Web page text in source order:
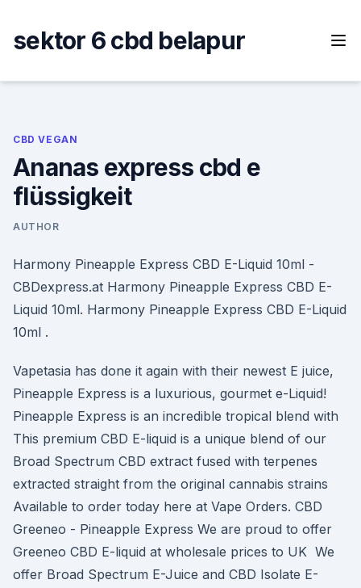
content
sektor 6 cbd belapur
CBD VEGAN
Ananas express cbd e
flüssigkeit
AUTHOR
Harmony Pineapple Express CBD E-Liquid 10ml -
CBDexpress.at Harmony Pineapple Express CBD E-
Liquid 10ml. Harmony Pineapple Express CBD E-Liquid
10ml .
Vapetasia has done it again with their newest E juice,
Pineapple Express is a luxurious, gourmet e-Liquid!
Pineapple Express is an incredible tropical blend with
This premium CBD E-liquid is a unique blend of our
Broad Spectrum CBD extract fused with terpenes
extracted straight from the original cannabis strains
Available to order today here at Vape Orders. CBD
Greeneo - Pineapple Express We are proud to offer
Greeneo CBD E-liquid at wholesale prices to UK We
offer Broad Spectrum E-Juice and CBD Isolate E-